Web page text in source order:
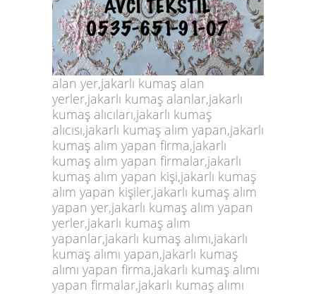
alan yer,jakarlı kumaş alan
yerler,jakarlı kumaş alanlar,jakarlı
kumaş alıcıları,jakarlı kumaş
alıcısı,jakarlı kumaş alım yapan,jakarlı
kumaş alım yapan firma,jakarlı
kumaş alım yapan firmalar,jakarlı
kumaş alım yapan kişi,jakarlı kumaş
alım yapan kişiler,jakarlı kumaş alım
yapan yer,jakarlı kumaş alım yapan
yerler,jakarlı kumaş alım
yapanlar,jakarlı kumaş alımı,jakarlı
kumaş alımı yapan,jakarlı kumaş
alımı yapan firma,jakarlı kumaş alımı
yapan firmalar,jakarlı kumaş alımı